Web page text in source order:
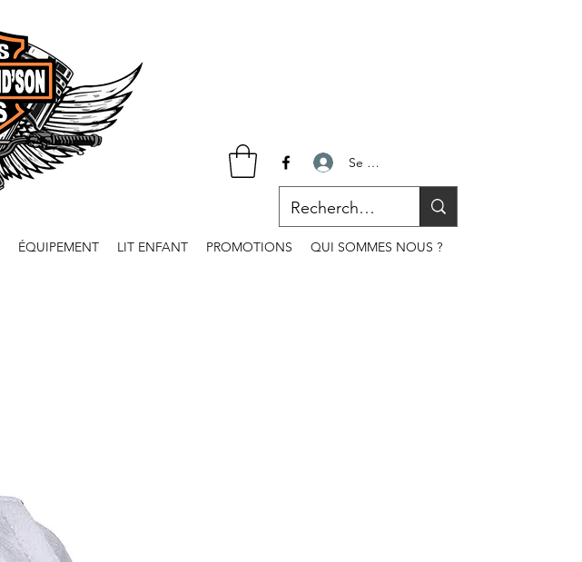
Se connecter
ÉQUIPEMENT LIT ENFANT PROMOTIONS QUI SOMMES NOUS ?